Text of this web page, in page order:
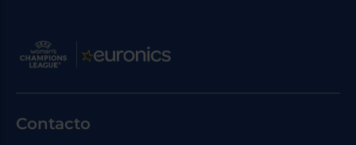
Contacto